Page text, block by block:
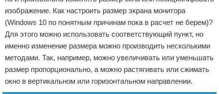
изображение. Как настроить размер экрана монитора
(Windows 10 по понятным причинам пока в расчет не берем)?
Для этого можно использовать соответствующий пункт, но
именно изменение размера можно производить несколькими
методами. Так, например, можно увеличивать или уменьшать
размер пропорционально, а можно растягивать или сжимать
окно в вертикальном или горизонтальном направлении.